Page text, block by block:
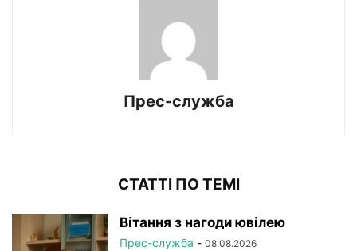
Прес-служба
СТАТТІ ПО ТЕМІ
Вітання з нагоди ювілею
Прес-служба - 08.08.2026